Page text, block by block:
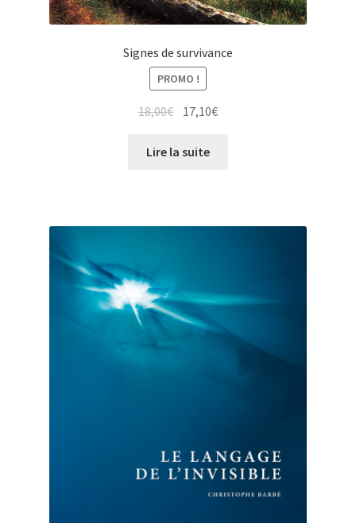
Signes de survivance
PROMO !
18,00€ Le
initial
17,10€Le
Lire la suite